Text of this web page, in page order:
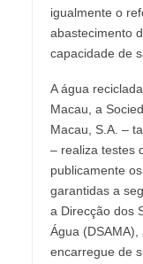
igualmente o
abastecimento
capacidade de
A água
Macau, a
Macau, S.A. –
– realiza testes
publicamente
garantidas a
a Direcção dos
Água
encarregue de